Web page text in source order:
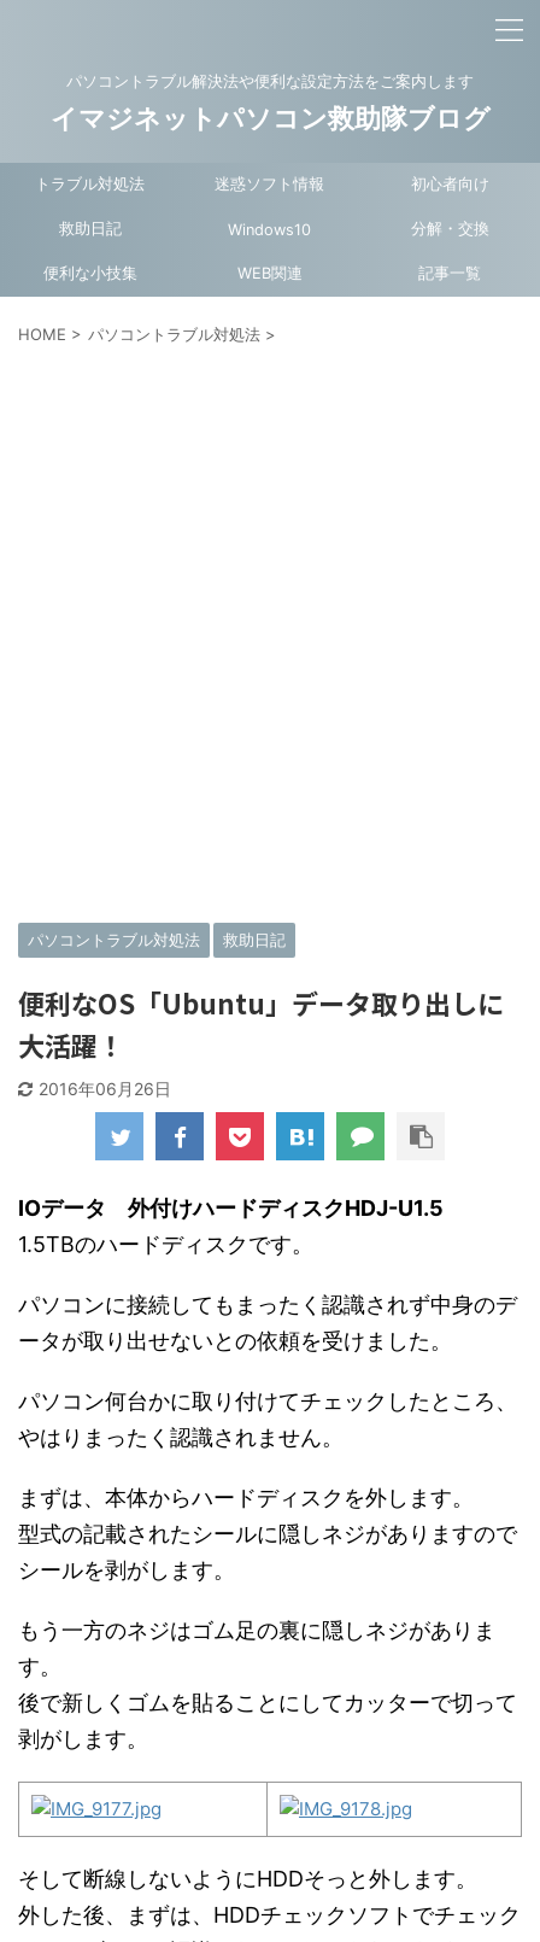
パソコントラブル解決法や便利な設定方法をご案内します
イマジネットパソコン救助隊ブログ
トラブル対処法 迷惑ソフト情報 初心者向け
救助日記 Windows10 分解・交換
便利な小技集 WEB関連 記事一覧
HOME > パソコントラブル対処法 >
パソコントラブル対処法 救助日記
便利なOS「Ubuntu」データ取り出しに
大活躍！
2016年06月26日
IOデータ 外付けハードディスクHDJ-U1.5
1.5TBのハードディスクです。
パソコンに接続してもまったく認識されず中身のデ
ータが取り出せないとの依頼を受けました。
パソコン何台かに取り付けてチェックしたところ、
やはりまったく認識されません。
まずは、本体からハードディスクを外します。
型式の記載されたシールに隠しネジがありますので
シールを剥がします。
もう一方のネジはゴム足の裏に隠しネジがありま
す。
後で新しくゴムを貼ることにしてカッターで切って
剥がします。
そして断線しないようにHDDそっと外します。
外した後、まずは、HDDチェックソフトでチェック